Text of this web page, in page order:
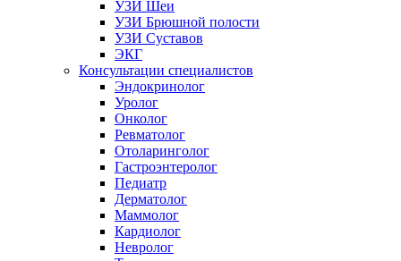
УЗИ Шеи
УЗИ Брюшной полости
УЗИ Суставов
ЭКГ
Консультации специалистов
Эндокринолог
Уролог
Онколог
Ревматолог
Отоларинголог
Гастроэнтеролог
Педиатр
Дерматолог
Маммолог
Кардиолог
Невролог